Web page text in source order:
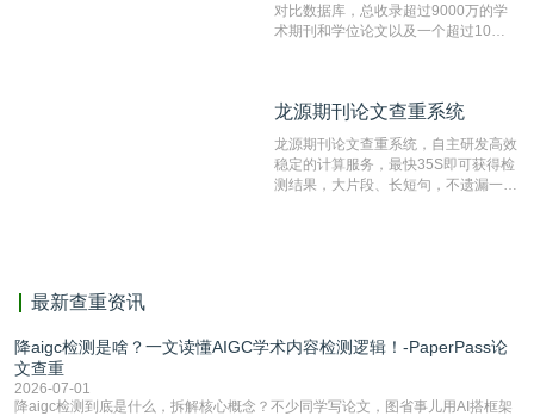
对比数据库，总收录超过9000万的学
术期刊和学位论文以及一个超过10亿
对，利用指纹索引快速而精准地在云检
有相似的片段，该项技术检测速度快、
准确率高，市场反映良好。
龙源期刊论文查重系统
龙源期刊论文查重系统，自主研发高效
稳定的计算服务，最快35S即可获得检
测结果，大片段、长短句，不遗漏一处
最新查重资讯
降aigc检测是啥？一文读懂AIGC学术内容检测逻辑！-PaperPass论
文查重
2026-07-01
降aigc检测到底是什么，拆解核心概念？不少同学写论文，图省事儿用AI搭框架